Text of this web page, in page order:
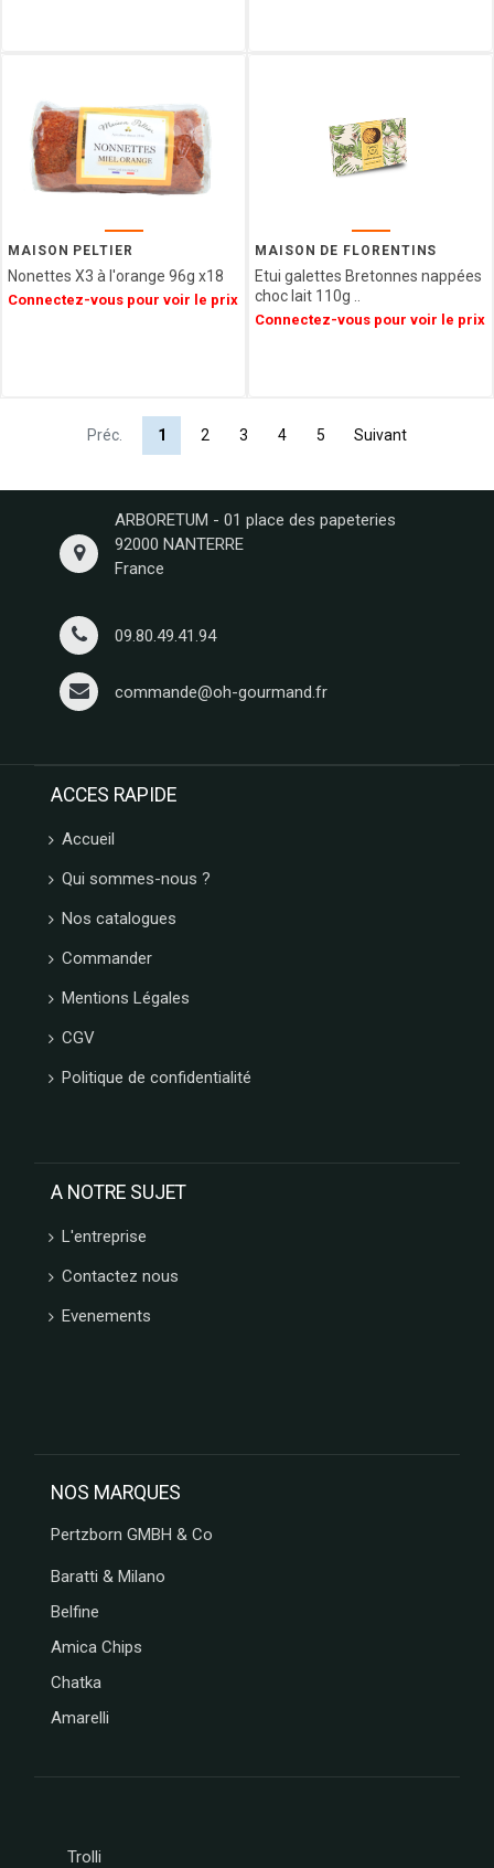
MAISON PELTIER
Nonettes X3 à l'orange 96g x18
Connectez-vous pour voir le prix
MAISON DE FLORENTINS
Etui galettes Bretonnes nappées
choc lait 110g ..
Connectez-vous pour voir le prix
Préc. 1 2 3 4 5 Suivant
ARBORETUM - 01 place des papeteries
92000 NANTERRE
France
09.80.49.41.94
commande@oh-gourmand.fr
ACCES RAPIDE
Accueil
Qui sommes-nous ?
Nos catalogues
Commander
Mentions Légales
CGV
Politique de confidentialité
A NOTRE SUJET
L'entreprise
Contactez nous
Evenements
NOS MARQUES
Pertzborn GMBH & Co
Baratti & Milano
Belfine
Amica Chips
Chatka
Amarelli
Trolli